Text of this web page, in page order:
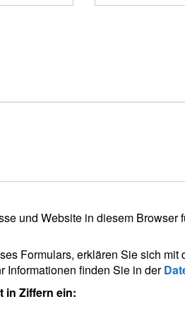
und Website in diesem Browser
Formulars, erklären Sie sich
Informationen finden Sie in der
in Ziffern ein: